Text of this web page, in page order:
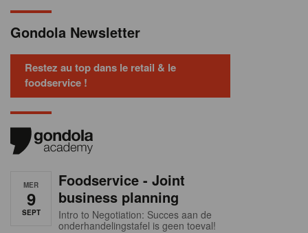
Gondola Newsletter
Restez au top dans le retail & le
foodservice !
MER
9
SEPT
Foodservice - Joint
business planning
Intro to Negotiation: Succes aan de
onderhandelingstafel is geen toeval!